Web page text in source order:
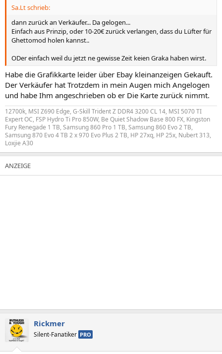
Sa.Lt schrieb:
dann zurück an Verkäufer... Da gelogen...
Einfach aus Prinzip, oder 10-20€ zurück verlangen, dass du Lüfter für
Ghettomod holen kannst..
ODer einfach weil du jetzt ne gewisse Zeit keien Graka haben wirst.
Habe die Grafikkarte leider über Ebay kleinanzeigen Gekauft.
Der Verkäufer hat Trotzdem in mein Augen mich Angelogen
und habe Ihm angeschrieben ob er Die Karte zurück nimmt.
12700k, MSI Z690 Edge, G-Skill Trident Z DDR4 3200 CL 14, MSI 5070 TI
Expert OC, FSP Hydro Ti Pro 850W, Be Quiet Shadow Base 800 FX, Kingston
Fury Renegade 1 TB, Samsung 860 Pro 1 TB, Samsung 860 Evo 2 TB,
Samsung 870 Evo 4 TB 2 x 970 Evo Plus 2 TB, HP 27xq, HP 25x, Nubert 313,
Loxjie A30
Rickmer
Silent-Fanatiker PRO